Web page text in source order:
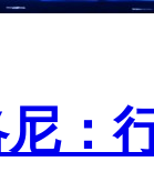
：